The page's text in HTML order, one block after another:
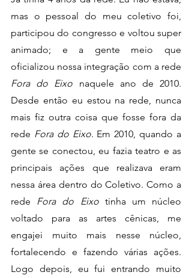
mas o pessoal do meu coletivo foi,
participou do congresso e voltou super
animado; e a gente meio que
Fora do Eixo naquele ano de 2010.
Desde então eu estou na rede, nunca
mais fiz outra coisa que fosse fora da
rede Fora do Eixo. Em 2010, quando a
gente se conectou, eu fazia teatro e as
principais ações que realizava eram
nessa área dentro do Coletivo. Como a
rede Fora do Eixo tinha um núcleo
voltado para as artes cênicas, me
engajei muito mais nesse núcleo,
fortalecendo e fazendo várias ações.
Logo depois, eu fui entrando muito